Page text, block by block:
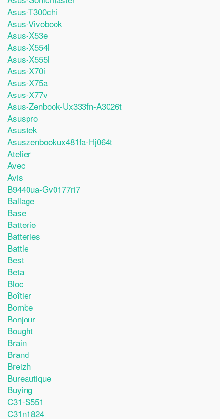
Asus-T300chi
Asus-Vivobook
Asus-X53e
Asus-X554l
Asus-X555l
Asus-X70i
Asus-X75a
Asus-X77v
Asus-Zenbook-Ux333fn-A3026t
Asuspro
Asustek
Asuszenbookux481fa-Hj064t
Atelier
Avec
Avis
B9440ua-Gv0177ri7
Ballage
Base
Batterie
Batteries
Battle
Best
Beta
Bloc
Boîtier
Bombe
Bonjour
Bought
Brain
Brand
Breizh
Bureautique
Buying
C31-S551
C31n1824